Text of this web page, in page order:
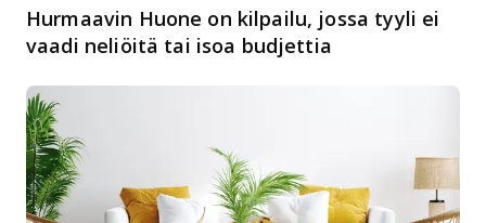
Hurmaavin Huone on kilpailu, jossa tyyli ei
vaadi neliöitä tai isoa budjettia